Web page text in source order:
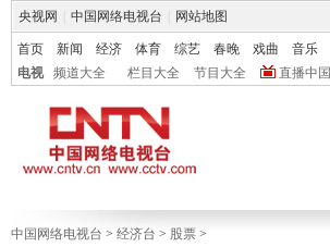
央视网 中国网络电视台 网站地图
首页 新闻 经济 体育 综艺 春晚 戏曲 音乐
电视
频道大全 栏目大全 节目大全 直播中国
中国网络电视台 > 经济台 > 股票 >